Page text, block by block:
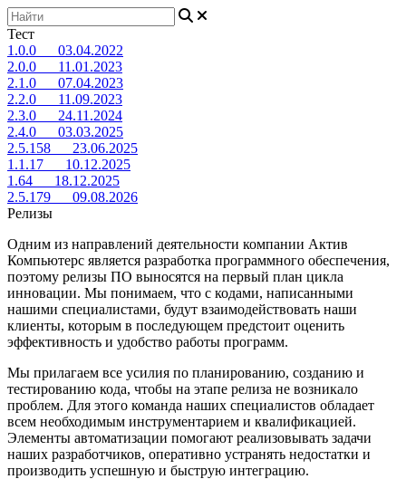
Тест
1.0.0 03.04.2022
2.0.0 11.01.2023
2.1.0 07.04.2023
2.2.0 11.09.2023
2.3.0 24.11.2024
2.4.0 03.03.2025
2.5.158 23.06.2025
1.1.17 10.12.2025
1.64 18.12.2025
2.5.179 09.08.2026
Релизы
Одним из направлений деятельности компании Актив
Компьютерс является разработка программного обеспечения,
поэтому релизы ПО выносятся на первый план цикла
инновации. Мы понимаем, что с кодами, написанными
нашими специалистами, будут взаимодействовать наши
клиенты, которым в последующем предстоит оценить
эффективность и удобство работы программ.
Мы прилагаем все усилия по планированию, созданию и
тестированию кода, чтобы на этапе релиза не возникало
проблем. Для этого команда наших специалистов обладает
всем необходимым инструментарием и квалификацией.
Элементы автоматизации помогают реализовывать задачи
наших разработчиков, оперативно устранять недостатки и
производить успешную и быструю интеграцию.